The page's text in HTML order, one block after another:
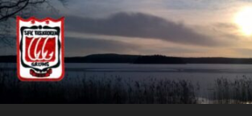
Hoppa
till
primärt
innehållSfktrekroken